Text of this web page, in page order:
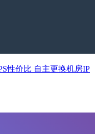
性价比 自主更换机房IP